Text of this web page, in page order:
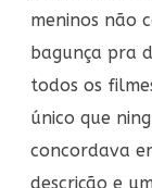
meninos não
bagunça pra
todos os
único que
concordava
descrição e